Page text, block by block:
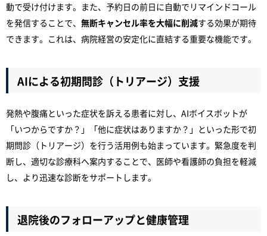
動で受け付けます。また、予約日の前日に自動でリマインドコール
を発信することで、 無断キャンセル率を大幅に削減する効果が期待
できます。これは、病院経営の安定化に直結する重要な機能です。
AIによる初期問診（トリアージ）支援
発熱や腹痛といった症状を訴える患者に対し、AIボイスボットが
「いつからですか？」「他に症状はありますか？」といった形で初
期問診（トリアージ）を行う活用例も始まっています。緊急度を判
断し、適切な診療科へ案内することで、医師や看護師の負担を軽減
し、より迅速な診断をサポートします。
退院後のフォローアップと健康管理